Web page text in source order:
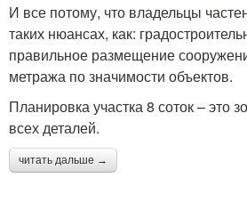
И все потому, что владельцы
таких нюансах, как:
правильное размещение
метража по значимости объектов.
Планировка участка 8 соток – это
всех деталей.
читать дальше →